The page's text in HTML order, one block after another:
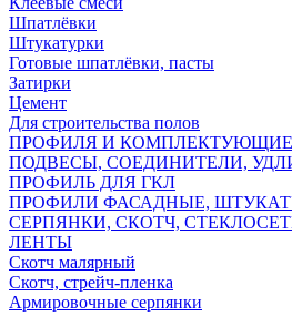
Шпатлёвки
Штукатурки
Готовые шпатлёвки, пасты
Затирки
Цемент
Для строительства полов
ПРОФИЛЯ И КОМПЛЕКТУЮЩИЕ
ПОДВЕСЫ, СОЕДИНИТЕЛИ,
ПРОФИЛЬ ДЛЯ ГКЛ
ПРОФИЛИ ФАСАДНЫЕ,
СЕРПЯНКИ, СКОТЧ,
ЛЕНТЫ
Скотч малярный
Скотч, стрейч-пленка
Армировочные серпянки